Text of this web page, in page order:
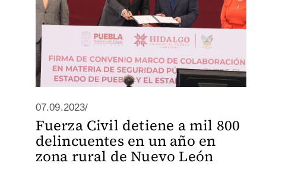
07.09.2023/
Fuerza Civil detiene a mil 800
delincuentes en un año en
zona rural de Nuevo León